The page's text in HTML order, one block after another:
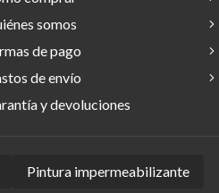
somos
de pago
de envío
y devoluciones
Pintura impermeabilizante